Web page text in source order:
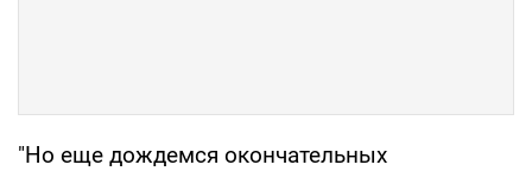
"Но еще дождемся окончательных